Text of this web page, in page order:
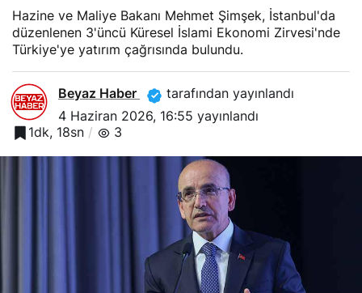
Hazine ve Maliye Bakanı Mehmet Şimşek, İstanbul'da
düzenlenen 3'üncü Küresel İslami Ekonomi Zirvesi'nde
Türkiye'ye yatırım çağrısında bulundu.
Beyaz Haber
tarafından yayınlandı
4 Haziran 2026, 16:55 yayınlandı
1dk, 18sn
3